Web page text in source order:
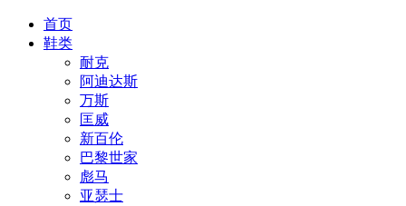
首页
鞋类
耐克
阿迪达斯
万斯
匡威
新百伦
巴黎世家
彪马
亚瑟士